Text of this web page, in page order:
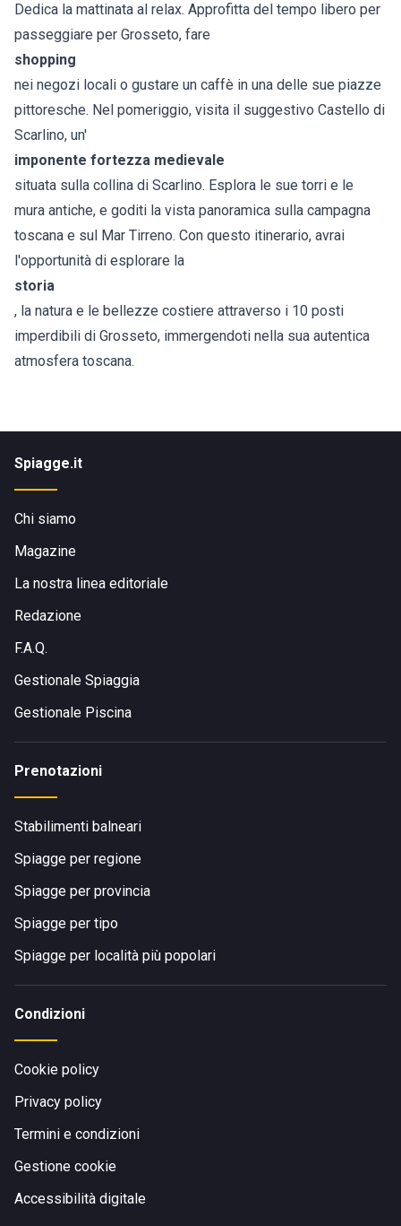
Dedica la mattinata al relax. Approfitta del tempo libero per
passeggiare per Grosseto, fare
shopping
nei negozi locali o gustare un caffè in una delle sue piazze
pittoresche. Nel pomeriggio, visita il suggestivo Castello di
Scarlino, un'
imponente fortezza medievale
situata sulla collina di Scarlino. Esplora le sue torri e le
mura antiche, e goditi la vista panoramica sulla campagna
toscana e sul Mar Tirreno. Con questo itinerario, avrai
l'opportunità di esplorare la
storia
, la natura e le bellezze costiere attraverso i 10 posti
imperdibili di Grosseto, immergendoti nella sua autentica
atmosfera toscana.
Spiagge.it
Chi siamo
Magazine
La nostra linea editoriale
Redazione
F.A.Q.
Gestionale Spiaggia
Gestionale Piscina
Prenotazioni
Stabilimenti balneari
Spiagge per regione
Spiagge per provincia
Spiagge per tipo
Spiagge per località più popolari
Condizioni
Cookie policy
Privacy policy
Termini e condizioni
Gestione cookie
Accessibilità digitale